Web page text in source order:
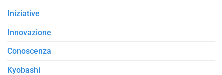
Iniziative
Innovazione
Conoscenza
Kyobashi